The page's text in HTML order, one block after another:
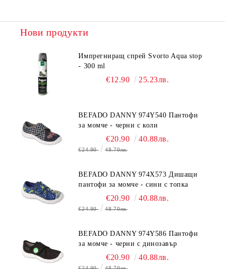
Нови продукти
Импрегниращ спрей Svorto Aqua stop
- 300 ml
€12.90 25.23лв.
BEFADO DANNY 974Y540 Пантофи
за момче - черни с коли
€20.90 40.88лв.
€24.90 48.70лв.
BEFADO DANNY 974X573 Дишащи
пантофи за момче - сини с топка
€20.90 40.88лв.
€24.90 48.70лв.
BEFADO DANNY 974Y586 Пантофи
за момче - черни с динозавър
€20.90 40.88лв.